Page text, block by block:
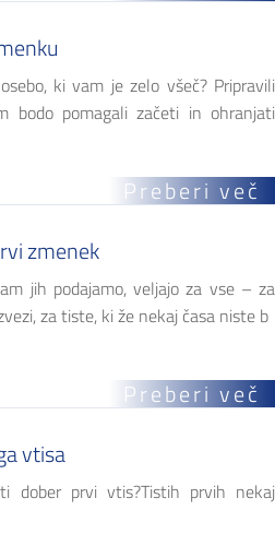
ki vam je zelo všeč? Pripravili
bodo pomagali začeti in ohranjati
Preberi več
zmenek
jih podajamo, veljajo za vse – za
za tiste, ki že nekaj časa niste b
Preberi več
vtisa
dober prvi vtis?Tistih prvih nekaj